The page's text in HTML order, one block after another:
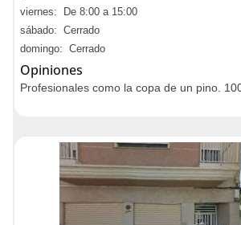
viernes: De 8:00 a 15:00
sábado: Cerrado
domingo: Cerrado
Opiniones
Profesionales como la copa de un pino.